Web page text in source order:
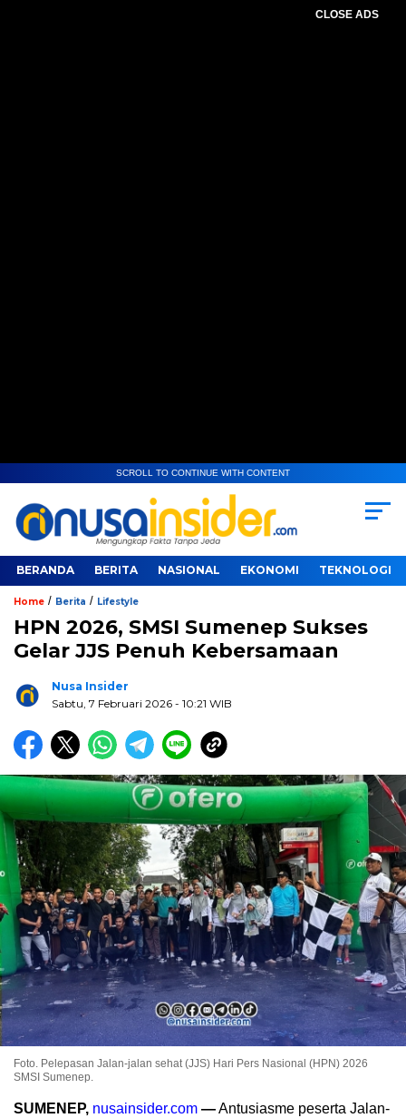
CLOSE ADS
SCROLL TO CONTINUE WITH CONTENT
BERANDA BERITA NASIONAL EKONOMI TEKNOLOGI
Home / Berita / Lifestyle
HPN 2026, SMSI Sumenep Sukses
Gelar JJS Penuh Kebersamaan
Nusa Insider
Sabtu, 7 Februari 2026 - 10:21 WIB
Foto. Pelepasan Jalan-jalan sehat (JJS) Hari Pers Nasional (HPN) 2026
SMSI Sumenep.
SUMENEP, nusainsider.com —Antusiasme peserta Jalan-